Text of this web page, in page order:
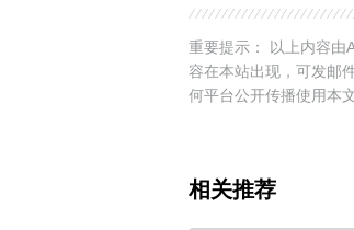
重要提示： 以上内容由
容在本站出现，可发邮
何平台公开传播使用本文
相关推荐